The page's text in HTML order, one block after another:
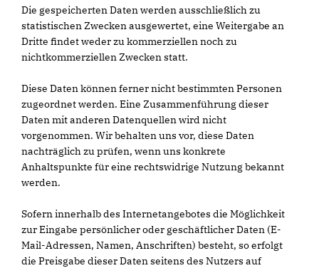
Die gespeicherten Daten werden ausschließlich zu
statistischen Zwecken ausgewertet, eine Weitergabe an
Dritte findet weder zu kommerziellen noch zu
nichtkommerziellen Zwecken statt.
Diese Daten können ferner nicht bestimmten Personen
zugeordnet werden. Eine Zusammenführung dieser
Daten mit anderen Datenquellen wird nicht
vorgenommen. Wir behalten uns vor, diese Daten
nachträglich zu prüfen, wenn uns konkrete
Anhaltspunkte für eine rechtswidrige Nutzung bekannt
werden.
Sofern innerhalb des Internetangebotes die Möglichkeit
zur Eingabe persönlicher oder geschäftlicher Daten (E-
Mail-Adressen, Namen, Anschriften) besteht, so erfolgt
die Preisgabe dieser Daten seitens des Nutzers auf